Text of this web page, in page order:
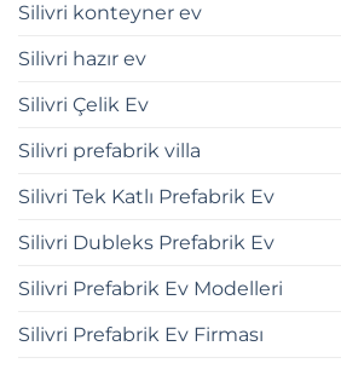
Silivri konteyner ev
Silivri hazır ev
Silivri Çelik Ev
Silivri prefabrik villa
Silivri Tek Katlı Prefabrik Ev
Silivri Dubleks Prefabrik Ev
Silivri Prefabrik Ev Modelleri
Silivri Prefabrik Ev Firması